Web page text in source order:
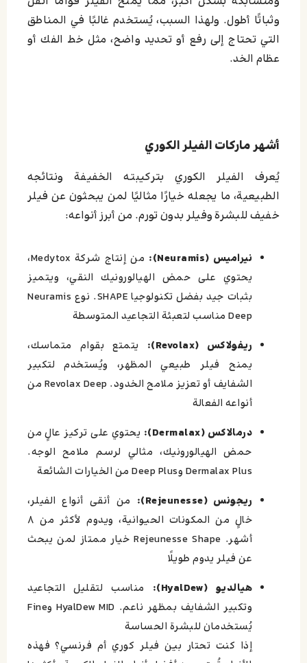
وثباتًا أطول. ولهذا السبب، يُستخدم غالبًا في المناطق
التي تحتاج إلى رفع أو تحديد واضح، مثل خط الفك أو
عظام الخد.
أشهر ماركات الفيلر الكوري
يُعرف الفيلر الكوري بتركيبته الخفيفة ونتائجه
الطبيعية، ما يجعله خيارًا مثاليًا لمن يبحثون عن فيلر
خفيف للبشرة وفيلر بدون تورم. من أبرز أنواعه:
نيراميس (Neuramis):
من إنتاج شركة Medytox،
يحتوي على حمض الهيالورونيك النقي، ويتميز
بثبات جيد بفضل تكنولوجيا SHAPE. نوع Neuramis
Deep مناسب لتعبئة التجاعيد المتوسطة
ريفولاكس (Revolax):
يتمتع بقوام متماسك،
يمنح فيلر طبيعي المظهر، ويُستخدم لتكبير
الشفايف أو تعزيز ملامح الخدود. Revolax Deep من
أنواعه الفعالة
درمالاكس (Dermalax):
يحتوي على تركيز عالٍ من
حمض الهيالورونيك، مثالي لرسم ملامح الوجه.
Dermalax Plus وDeep Plus من الخيارات الشائعة
ريجونس (Rejeunesse):
من أنقى أنواع الفيلر،
خالٍ من المكونات الحيوانية، ويدوم لأكثر من ٨
أشهر. Rejeunesse Shape خيار ممتاز لمن يبحث
عن فيلر يدوم طويلًا
هيالديو (HyalDew):
مناسب لتقليل التجاعيد
وتكبير الشفايف بمظهر ناعم. HyalDew MID وFine
يُستخدمان للبشرة الحساسة
إذا كنت تحتار بين فيلر كوري أم فرنسي؟ فهذه